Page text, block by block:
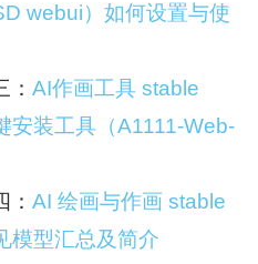
webui）如何设置与使
AI作画工具 stable
安装工具（A1111-Web-
AI 绘画与作画 stable
模型汇总及简介